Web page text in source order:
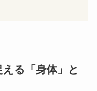
る「身体」と